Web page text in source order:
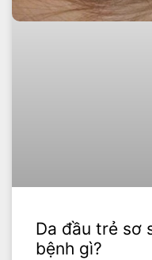
Da đầu trẻ sơ
bệnh gì?